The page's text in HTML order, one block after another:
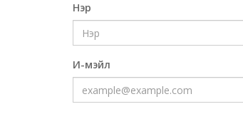
Нэр
И-мэйл